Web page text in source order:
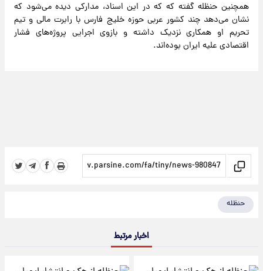
همچنین حنظله گفته که که در این اسناد، مدارکی دیده می‌شود که
نشان می‌دهد چند کشور عربی حوزه خلیج فارس با رابرت مالی و تیم
تحریم او همکاری نزدیک داشته و بازوی اجرایی پروژه‌های فشار
اقتصادی علیه ایران بوده‌اند.
حنظله
اخبار مرتبط